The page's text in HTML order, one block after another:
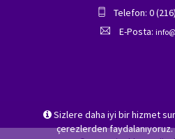
Sizlere daha iyi bir hizmet
çerezlerden
Telefon: 0
E-Posta: